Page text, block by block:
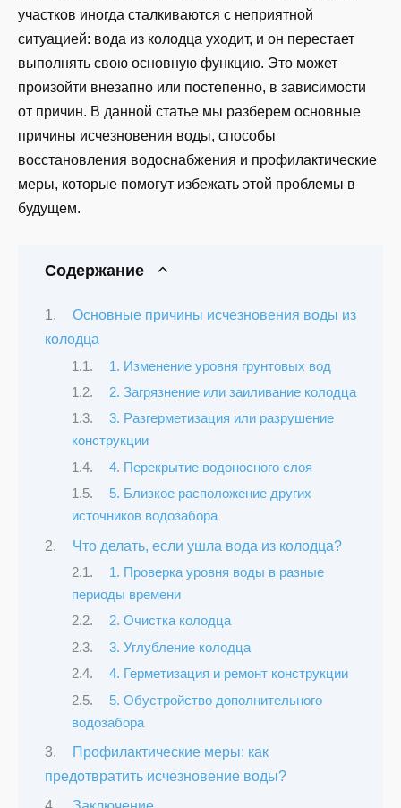
участков иногда сталкиваются с неприятной
ситуацией: вода из колодца уходит, и он перестает
выполнять свою основную функцию. Это может
произойти внезапно или постепенно, в зависимости
от причин. В данной статье мы разберем основные
причины исчезновения воды, способы
восстановления водоснабжения и профилактические
меры, которые помогут избежать этой проблемы в
будущем.
Содержание
Основные причины исчезновения воды из
колодца
1. Изменение уровня грунтовых вод
2. Загрязнение или заиливание колодца
3. Разгерметизация или разрушение
конструкции
4. Перекрытие водоносного слоя
5. Близкое расположение других
источников водозабора
Что делать, если ушла вода из колодца?
1. Проверка уровня воды в разные
периоды времени
2. Очистка колодца
3. Углубление колодца
4. Герметизация и ремонт конструкции
5. Обустройство дополнительного
водозабора
Профилактические меры: как
предотвратить исчезновение воды?